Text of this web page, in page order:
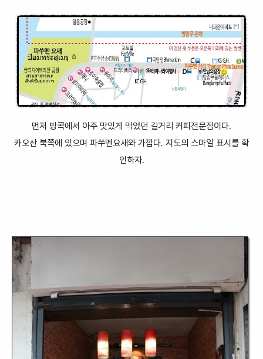
먼저 방콕에서 아주 맛있게 먹었던 길거리 커피전문점이다.
카오산 북쪽에 있으며 파쑤멘요새와 가깝다. 지도의 스마일 표시를 확
인하자.